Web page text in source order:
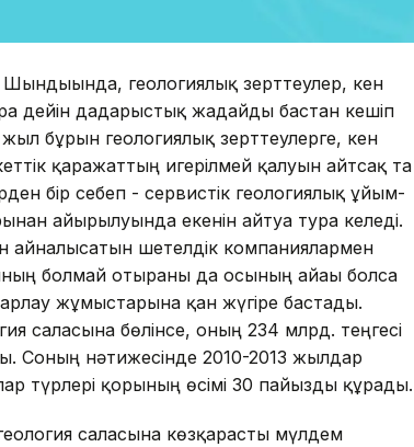
Шындығында, геологиялық зерттеулер, кен
дағдарыстық жағдайды бастан кешіп
жыл бұрын гео­логиялық зерттеулерге, кен
қаражаттың игерілмей қалуын айтсақ та
бір себеп - сервистік геологиялық ұйым­
айырылуында екенін айтуға тура келеді.
айналысатын шетелдік компаниялармен
болмай отырғаны да осының айғағы болса
жұмыстарына қан жүгіре бастады.
саласына бөлінсе, оның 234 млрд. теңгесі
Соның нәтижесінде 2010-2013 жылдар
түрлері қорының өсімі 30 пайызды құрады.
саласына көзқарасты мүлдем